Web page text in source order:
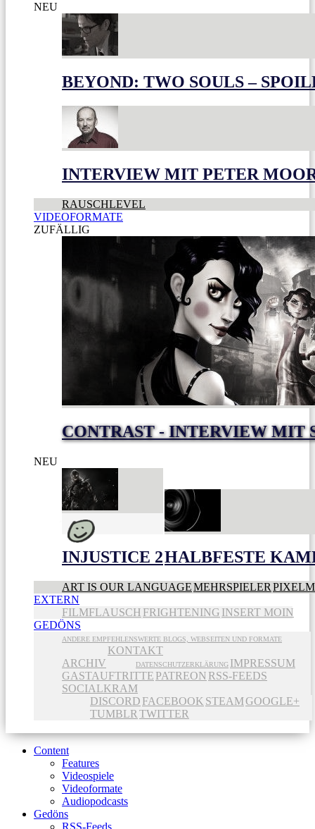
NEU
BEYOND: TWO SOULS –
INTERVIEW MIT PETER
RAUSCHLEVEL
VIDEOFORMATE
ZUFÄLLIG
CONTRAST - INTERVIEW MIT
NEU
INJUSTICE 2HALBFESTE
ART IS OUR LANGUAGEMEHRSPIELER
EXTERN
FILMFLAUSCH FRIGHTENING INSERT MOIN
GEDÖNS
ANDERE EMPFEHLENSWERTE BLOGS, WEBSEITEN UND FORMATE
ARCHIV
KONTAKT
DATENSCHUTZERKLÄRUNG IMPRESSUM
GASTAUFTRITTE PATREON RSS-FEEDS
SOCIALKRAM
DISCORD FACEBOOK STEAMGOOGLE+
TUMBLR TWITTER
Content
Features
Videospiele
Videoformate
Audiopodcasts
Gedöns